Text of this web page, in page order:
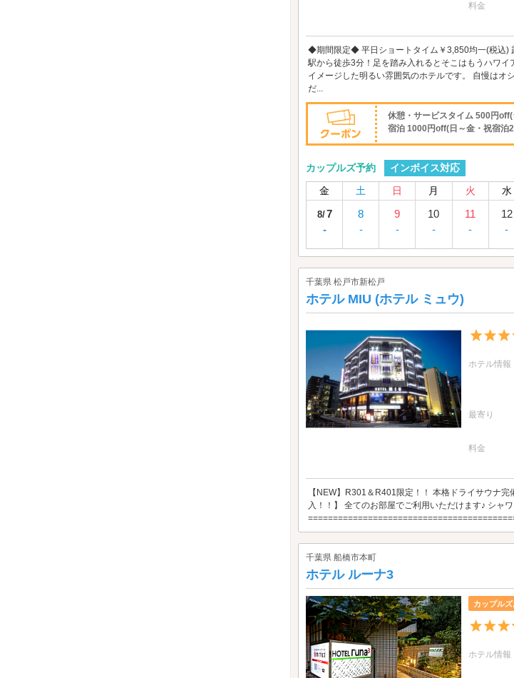
料金
◆期間限定◆ 平日ショートタイム￥3,850均一(税込)
駅から徒歩3分！足を踏み入れるとそこはもうハワ
イメージした明るい雰囲気のホテルです。 自慢はオ
だ...
休憩・サービスタイム 500円
宿泊 1000円off(日～金・祝宿泊
カップルズ予約
インボイス対応
金
土 日 月 火 水
8/7
-
8
-
9
-
10
-
11
-
12
-
千葉県 松戸市新松戸
ホテル MIU (ホテル ミュウ)
ホテル情報
最寄り
料金
【NEW】R301＆R401限定！！ 本格ドライサウナ
入！！】 全てのお部屋でご利用いただけます♪ シャ
千葉県 船橋市本町
ホテル ルーナ3
カップル
ホテル情報